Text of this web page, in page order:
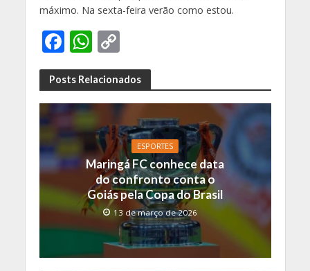
máximo. Na sexta-feira verão como estou.
F
ac
e
b
o
o
k
W
h
at
s
A
p
p
C
o
p
y
Li
n
k
Posts Relacionados
ESPORTES
Maringá FC conhece data
do confronto conta o
Goiás pela Copa do Brasil
13 de março de 2026